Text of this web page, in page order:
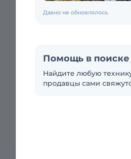
Давно не обновлялось
Помощь в поиске
Найдите любую
продавцы сами